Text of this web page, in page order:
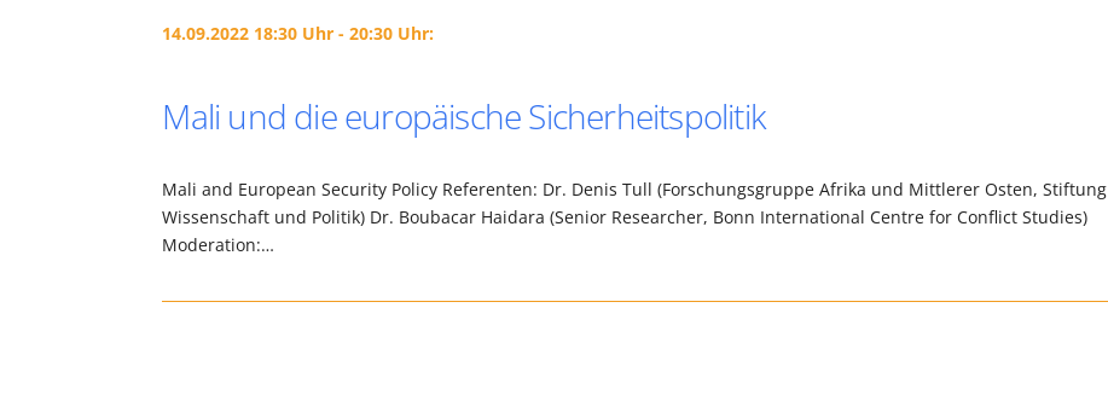
14.09.2022 18:30 Uhr - 20:30 Uhr:
Mali und die europäische Sicherheitspolitik
Mali and European Security Policy Referenten: Dr. Denis Tull (Forschungsgruppe Afrika und Mittlerer Osten, Stiftung
Wissenschaft und Politik) Dr. Boubacar Haidara (Senior Researcher, Bonn International Centre for Conflict Studies)
Moderation:…